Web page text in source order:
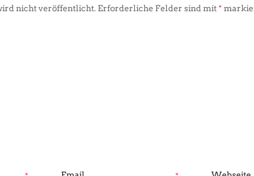
nicht veröffentlicht. Erforderliche Felder sind mit*